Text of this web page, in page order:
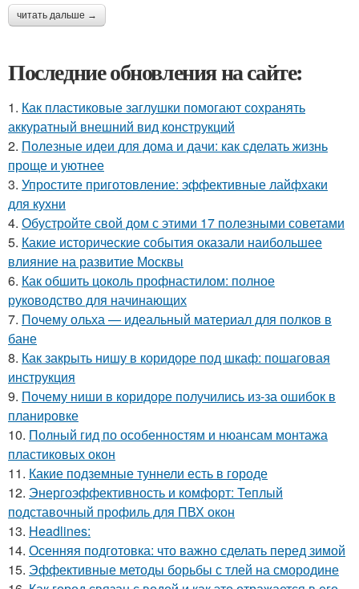
читать дальше →
Последние обновления на сайте:
1. Как пластиковые заглушки помогают сохранять
аккуратный внешний вид конструкций
2. Полезные идеи для дома и дачи: как сделать жизнь
проще и уютнее
3. Упростите приготовление: эффективные лайфхаки
для кухни
4. Обустройте свой дом с этими 17 полезными советами
5. Какие исторические события оказали наибольшее
влияние на развитие Москвы
6. Как обшить цоколь профнастилом: полное
руководство для начинающих
7. Почему ольха — идеальный материал для полков в
бане
8. Как закрыть нишу в коридоре под шкаф: пошаговая
инструкция
9. Почему ниши в коридоре получились из-за ошибок в
планировке
10. Полный гид по особенностям и нюансам монтажа
пластиковых окон
11. Какие подземные туннели есть в городе
12. Энергоэффективность и комфорт: Теплый
подставочный профиль для ПВХ окон
13. Headlines:
14. Осенняя подготовка: что важно сделать перед зимой
15. Эффективные методы борьбы с тлей на смородине